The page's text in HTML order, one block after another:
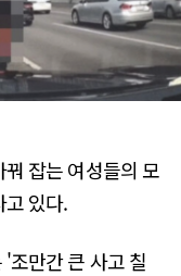
잡는 여성들의 모
고 있다.
조만간 큰 사고 칠